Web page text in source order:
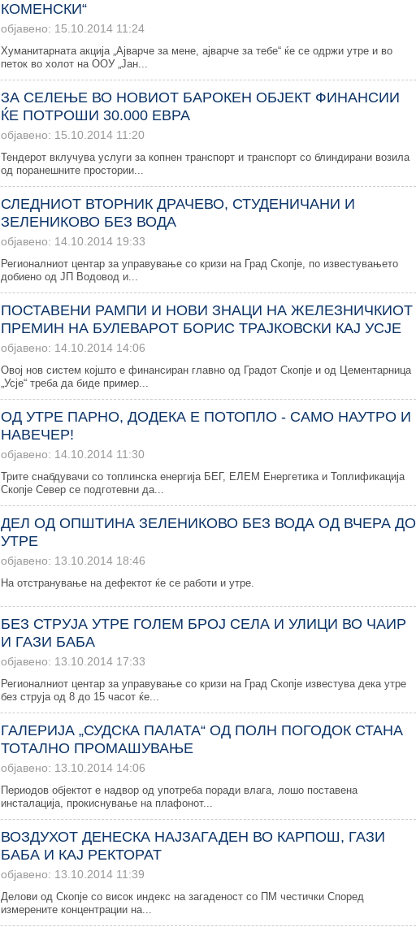
КОМЕНСКИ“
објавено: 15.10.2014 11:24
Хуманитарната акција „Ајварче за мене, ајварче за тебе“ ќе се одржи утре и во
петок во холот на ООУ „Јан...
ЗА СЕЛЕЊЕ ВО НОВИОТ БАРОКЕН ОБЈЕКТ ФИНАНСИИ
ЌЕ ПОТРОШИ 30.000 ЕВРА
објавено: 15.10.2014 11:20
Тендерот вклучува услуги за копнен транспорт и транспорт со блиндирани возила
од поранешните простории...
СЛЕДНИОТ ВТОРНИК ДРАЧЕВО, СТУДЕНИЧАНИ И
ЗЕЛЕНИКОВО БЕЗ ВОДА
објавено: 14.10.2014 19:33
Регионалниот центар за управување со кризи на Град Скопје, по известувањето
добиено од ЈП Водовод и...
ПОСТАВЕНИ РАМПИ И НОВИ ЗНАЦИ НА ЖЕЛЕЗНИЧКИОТ
ПРЕМИН НА БУЛЕВАРОТ БОРИС ТРАЈКОВСКИ КАЈ УСЈЕ
објавено: 14.10.2014 14:06
Овој нов систем којшто е финансиран главно од Градот Скопје и од Цементарница
„Усје“ треба да биде пример...
ОД УТРЕ ПАРНО, ДОДЕКА Е ПОТОПЛО - САМО НАУТРО И
НАВЕЧЕР!
објавено: 14.10.2014 11:30
Трите снабдувачи со топлинска енергија БЕГ, ЕЛЕМ Енергетика и Топлификација
Скопје Север се подготевни да...
ДЕЛ ОД ОПШТИНА ЗЕЛЕНИКОВО БЕЗ ВОДА ОД ВЧЕРА ДО
УТРЕ
објавено: 13.10.2014 18:46
На отстранување на дефектот ќе се работи и утре.
БЕЗ СТРУЈА УТРЕ ГОЛЕМ БРОЈ СЕЛА И УЛИЦИ ВО ЧАИР
И ГАЗИ БАБА
објавено: 13.10.2014 17:33
Регионалниот центар за управување со кризи на Град Скопје известува дека утре
без струја од 8 до 15 часот ќе...
ГАЛЕРИЈА „СУДСКА ПАЛАТА“ ОД ПОЛН ПОГОДОК СТАНА
ТОТАЛНО ПРОМАШУВАЊЕ
објавено: 13.10.2014 14:06
Периодов објектот е надвор од употреба поради влага, лошо поставена
инсталација, прокиснување на плафонот...
ВОЗДУХОТ ДЕНЕСКА НАЈЗАГАДЕН ВО КАРПОШ, ГАЗИ
БАБА И КАЈ РЕКТОРАТ
објавено: 13.10.2014 11:39
Делови од Скопје со висок индекс на загаденост со ПМ честички Според
измерените концентрации на...